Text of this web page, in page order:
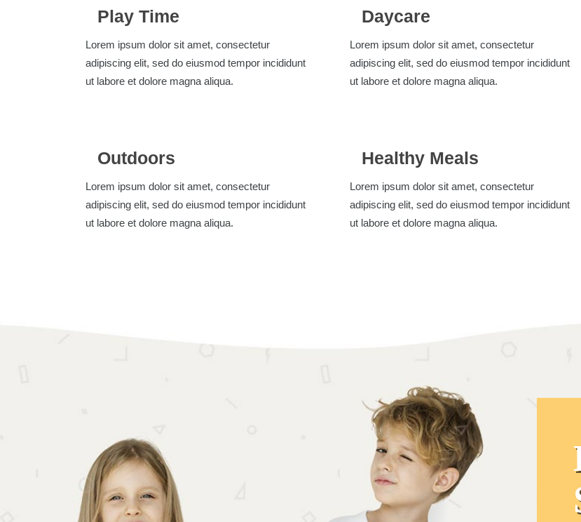
Play Time
Lorem ipsum dolor sit amet, consectetur
adipiscing elit, sed do eiusmod tempor incididunt
ut labore et dolore magna aliqua.
Daycare
Lorem ipsum dolor sit amet, consectetur
adipiscing elit, sed do eiusmod tempor incididunt
ut labore et dolore magna aliqua.
Outdoors
Lorem ipsum dolor sit amet, consectetur
adipiscing elit, sed do eiusmod tempor incididunt
ut labore et dolore magna aliqua.
Healthy Meals
Lorem ipsum dolor sit amet, consectetur
adipiscing elit, sed do eiusmod tempor incididunt
ut labore et dolore magna aliqua.